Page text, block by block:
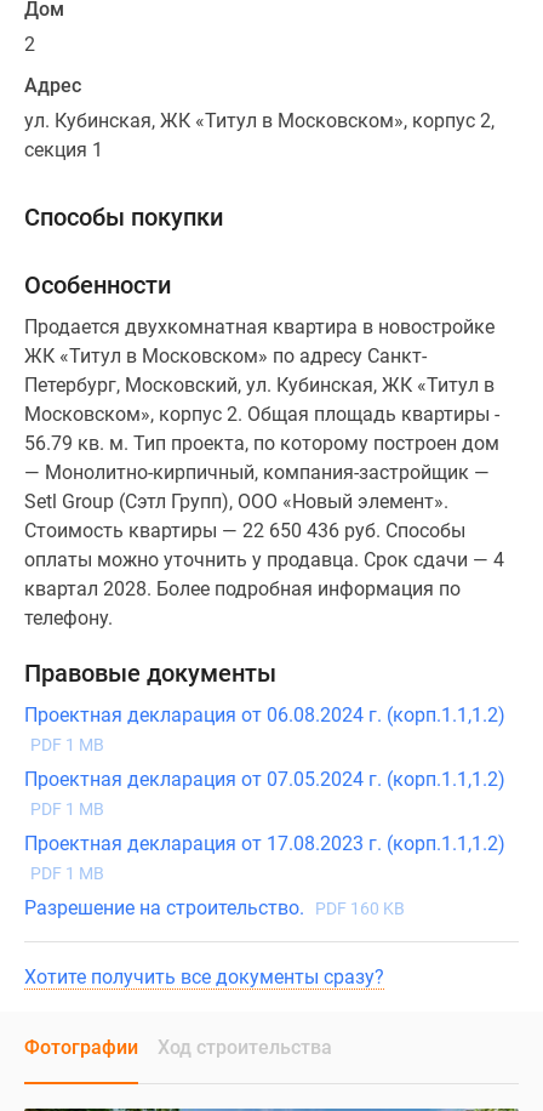
Коттеджные
поселки
ипотеку
Бизнес-
Траншевая
Скидки
акции
Макс
Рассрочка
Дом
2
Адрес
ул. Кубинская, ЖК «Титул в Московском», корпус 2,
секция 1
Способы покупки
Особенности
Продается двухкомнатная квартира в новостройке
ЖК «Титул в Московском» по адресу Санкт-
Петербург, Московский, ул. Кубинская, ЖК «Титул в
Московском», корпус 2. Общая площадь квартиры -
56.79 кв. м. Тип проекта, по которому построен дом
— Монолитно-кирпичный, компания-застройщик —
Стоимость квартиры — 22 650 436 руб. Способы
квартал 2028. Более подробная информация по
телефону.
Правовые документы
Проектная декларация от 06.08.2024 г. (корп.1.1,1.2)
PDF 1 MB
Проектная декларация от 07.05.2024 г. (корп.1.1,1.2)
PDF 1 MB
Проектная декларация от 17.08.2023 г. (корп.1.1,1.2)
Разрешение на строительство. PDF 160 KB